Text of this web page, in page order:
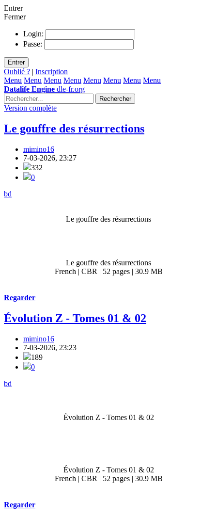
Entrer
Fermer
Login:
Passe:
Entrer
Oublié ? | Inscription
Menu Menu Menu Menu Menu Menu Menu Menu
Datalife Engine dle-fr.org
Rechercher
Version complète
Le gouffre des résurrections
mimino16
7-03-2026, 23:27
332
0
bd
Le gouffre des résurrections
Le gouffre des résurrections
French | CBR | 52 pages | 30.9 MB
Regarder
Évolution Z - Tomes 01 & 02
mimino16
7-03-2026, 23:23
189
0
bd
Évolution Z - Tomes 01 & 02
Évolution Z - Tomes 01 & 02
French | CBR | 52 pages | 30.9 MB
Regarder